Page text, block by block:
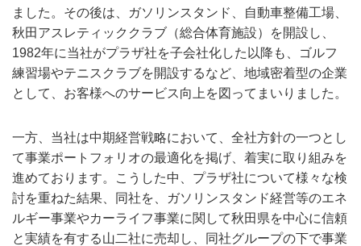
ました。その後は、ガソリンスタンド、自動車整備工場、
秋田アスレティッククラブ（総合体育施設）を開設し、
1982年に当社がプラザ社を子会社化した以降も、ゴルフ
練習場やテニスクラブを開設するなど、地域密着型の企業
として、お客様へのサービス向上を図ってまいりました。
一方、当社は中期経営戦略において、全社方針の一つとし
て事業ポートフォリオの最適化を掲げ、着実に取り組みを
進めております。こうした中、プラザ社について様々な検
討を重ねた結果、同社を、ガソリンスタンド経営等のエネ
ルギー事業やカーライフ事業に関して秋田県を中心に信頼
と実績を有する山二社に売却し、同社グループの下で事業